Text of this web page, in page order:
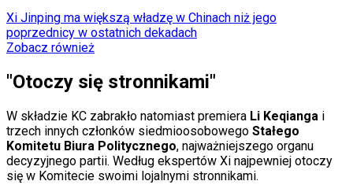
Łamigłówki
Kartka z kalendarza
Kultowe przeboje
Wtedy się działo
Silver news
Ogród
Gotowanie
Porady
Przepisy
Podróże
Xi Jinping ma większą władzę w Chinach niż jego
poprzednicy w ostatnich dekadach
Zobacz również
"Otoczy się stronnikami"
W składzie KC zabrakło natomiast premiera Li Keqianga i
trzech innych członków siedmioosobowego Stałego
Komitetu Biura Politycznego, najważniejszego organu
decyzyjnego partii. Według ekspertów Xi najpewniej otoczy
się w Komitecie swoimi lojalnymi stronnikami.